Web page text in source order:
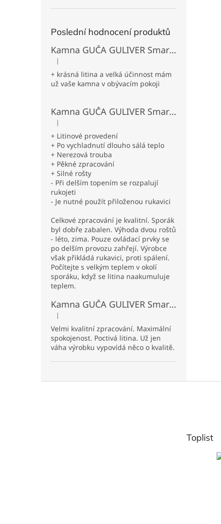
Poslední hodnocení produktů
Kamna GUČA GULIVER Smart L levá - odlitek černá
Hodnocení produktu je 5 z 5 hvězdiček.
|
+ krásná litina a velká účinnost mám
už vaše kamna v obývacím pokoji
Kamna GUČA GULIVER Smart L levá - béžová
Hodnocení produktu je 5 z 5 hvězdiček.
|
+ Litinové provedení
+ Po vychladnutí dlouho sálá teplo
+ Nerezová trouba
+ Pěkné zpracování
+ Silné rošty
- Při delším topením se rozpalují
rukojeti
- Je nutné použít přiloženou rukavici
Celkové zpracování je kvalitní. Sporák
byl dobře zabalen. Výhoda dvou roštů
- léto, zima. Pouze ovládací prvky se
po delším provozu zahřejí. Výrobce
však přikládá rukavici, proti spálení.
Počítejte s velkým teplem v okolí
sporáku, když se litina naakumuluje
teplem.
Kamna GUČA GULIVER Smart P pravá - béžová
Hodnocení produktu je 5 z 5 hvězdiček.
|
Velmi kvalitní zpracování. Maximální
spokojenost. Poctivá litina. Už jen
váha výrobku vypovídá něco o kvalitě.
Toplist